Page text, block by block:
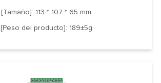
[Tamaño]: 113 * 107 * 65 mm
[Peso del producto]: 189±5g